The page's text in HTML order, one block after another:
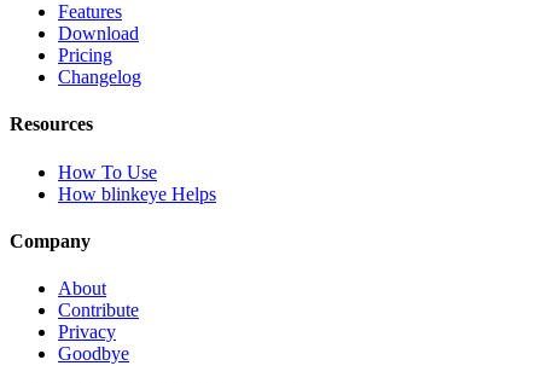
Features
Download
Pricing
Changelog
Resources
How To Use
How blinkeye Helps
Company
About
Contribute
Privacy
Goodbye